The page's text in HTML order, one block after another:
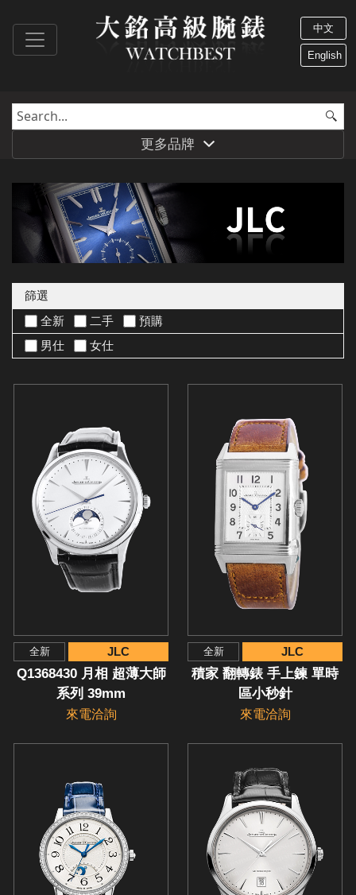
中文
English
更多品牌
篩選
全新
二手
預購
男仕
女仕
全新 JLC
Q1368430 月相 超薄大師
系列 39mm
來電洽詢
全新 JLC
積家 翻轉錶 手上鍊 單時
區小秒針
來電洽詢